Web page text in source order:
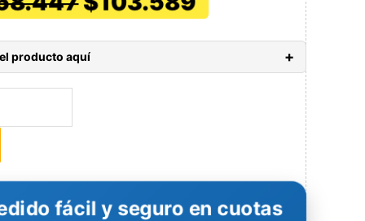
precio
original
era:
$158.447.
precio
actual
$103.589.
producto aquí +
continental.
días promedio. Aplican TyC.
Débito o Nequi.
fácil y seguro en cuotas